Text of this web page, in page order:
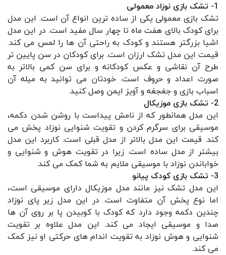
1- تشک بازی نوزاد معمولی
تشک بازی معمولی یکی از ساده ترین انواع آن است. این مدل
برای کودک بالای هفت ماه تا چهار سال مفید است. در این مدل
اشیا بزرگتر هستند و کودک به راحتی آن ها را لمس می کند.
قیمت این مدل تشک ارزان است. برای کودکان در سن پایین تر
طرح آن نقاشی و عکس کودکانه و برای سن کمی بالاتر به
صورت اعداد و حروف است. خودتان می توانید به میله آن
اسباب بازی و جغجغه و آویز ایمن وصل کنید.
2- تشک بازی موزیکال
این مدل همانطور که از نامش پیداست با روشن شدن دکمه،
موسیقی برای سرگرم کردن و تقویت شنوایی نوزاد پخش می
کند. قیمت این مدل بالاتر از مدل قبلی است. کاربرد این مدل
بیشتر از مدل ساده است. زیرا در تقویت هوش و شنوایی و
خواباندن نوزاد با موسیقی ملایم به شما کمک می کند.
3- تشک بازی کودک پیانو
این مدل تشک نیز مانند مدل موزیکال دارای موسیقی است،
اما نوع پخش آن متفاوت است. در این مدل زیر پای نوزاد
چندین دکمه وجود دارد که کودک با کوبیدن پا بر روی آن ها
صدا و موسیقی ایجاد می کند. این مدل علاوه بر تقویت
شنوایی و هوش نوزاد به تقویت اندام های حرکتی او نیز کمک
می کند.